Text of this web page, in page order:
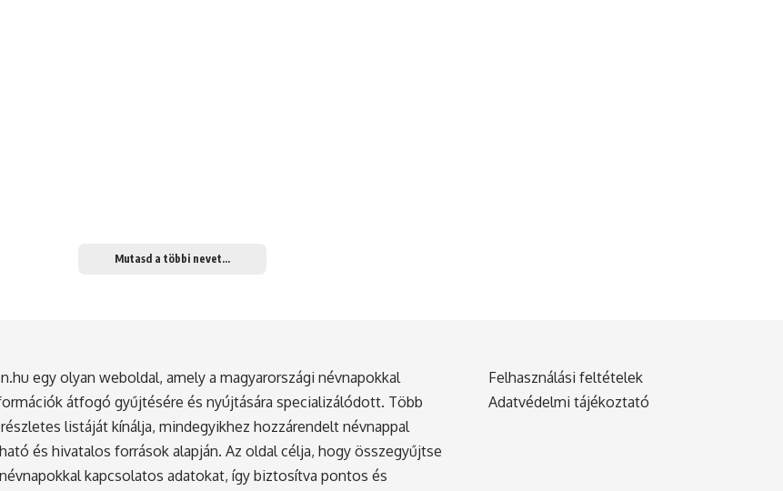
Mutasd a többi nevet...
egy olyan weboldal, amely a magyarországi névnapokkal
átfogó gyűjtésére és nyújtására specializálódott. Több
listáját kínálja, mindegyikhez hozzárendelt névnappal
és hivatalos források alapján. Az oldal célja, hogy összegyűjtse
kapcsolatos adatokat, így biztosítva pontos és
Felhasználási feltételek
Adatvédelmi tájékoztató